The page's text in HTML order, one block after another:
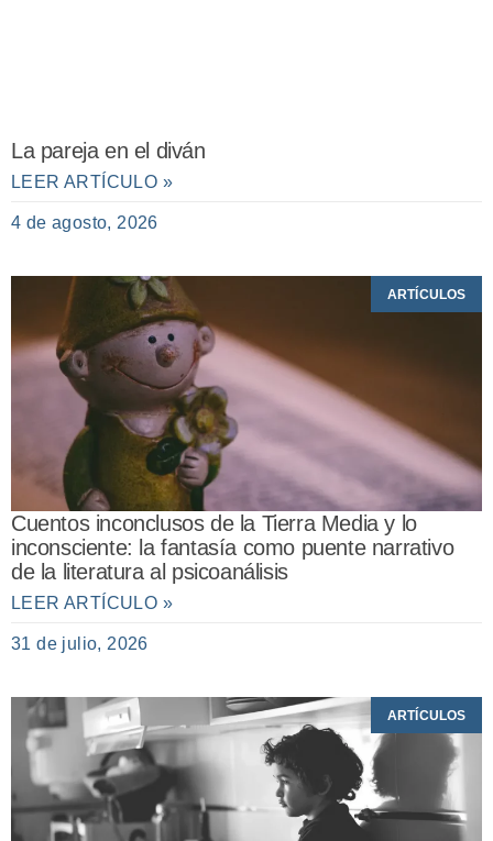
La pareja en el diván
LEER ARTÍCULO »
4 de agosto, 2026
ARTÍCULOS
Cuentos inconclusos de la Tierra Media y lo
inconsciente: la fantasía como puente narrativo
de la literatura al psicoanálisis
LEER ARTÍCULO »
31 de julio, 2026
ARTÍCULOS